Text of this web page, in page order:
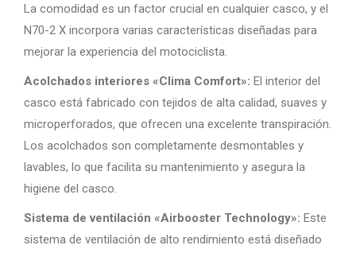
La comodidad es un factor crucial en cualquier casco, y el
N70-2 X incorpora varias características diseñadas para
mejorar la experiencia del motociclista.
Acolchados interiores «Clima Comfort»: El interior del
casco está fabricado con tejidos de alta calidad, suaves y
microperforados, que ofrecen una excelente transpiración.
Los acolchados son completamente desmontables y
lavables, lo que facilita su mantenimiento y asegura la
higiene del casco.
Sistema de ventilación «Airbooster Technology»: Este
sistema de ventilación de alto rendimiento está diseñado